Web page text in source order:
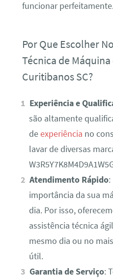
funcionar
Por Que Escolher
Técnica de
Curitibanos SC?
Experiência e
são altamente
deexperiência no
lavar de diversas
Atendimento Rápido
importância da sua
dia. Por isso,
assistência técnica
mesmo dia ou no
útil.
Garantia de Serviço: